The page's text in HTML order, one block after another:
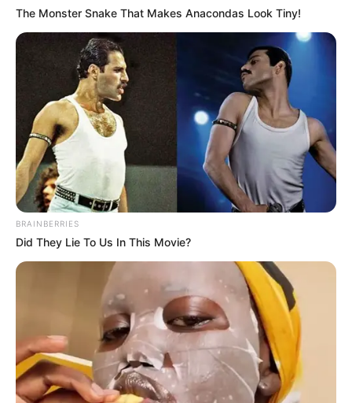
LIHAT ARTIKEL LAINNYA
The Monster Snake That Makes Anacondas Look Tiny!
BRAINBERRIES
Did They Lie To Us In This Movie?